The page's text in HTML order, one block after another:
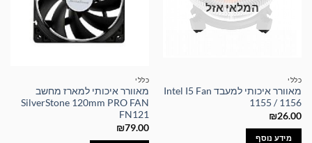
המלאי אזל
כללי
מאוורר איכותי למעבד Intel I5 Fan
1155 / 1156
₪26.00
מידע נוסף
כללי
מאוורר איכותי למארז מחשב
SilverStone 120mm PRO FAN
FN121
₪79.00